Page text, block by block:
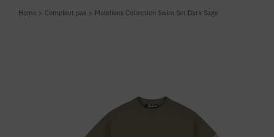
Home > Compleet pak > Malelions Collection Swim Set Dark Sage